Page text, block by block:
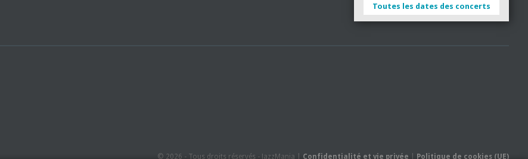
Toutes les dates des concerts
© 2026 - Tous droits réservés - JazzMania | Confidentialité et vie privée Politique de cookies (UE)